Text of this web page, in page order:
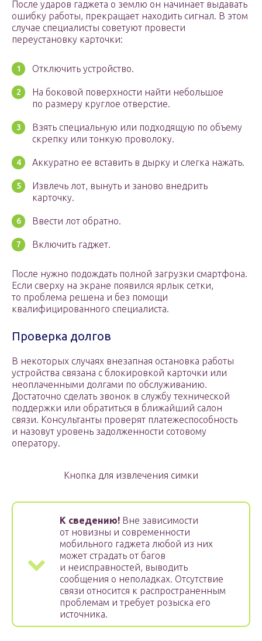
После ударов гаджета о землю он начинает выдавать
ошибку работы, прекращает находить сигнал. В этом
случае специалисты советуют провести
переустановку карточки:
Отключить устройство.
На боковой поверхности найти небольшое
по размеру круглое отверстие.
Взять специальную или подходящую по объему
скрепку или тонкую проволоку.
Аккуратно ее вставить в дырку и слегка нажать.
Извлечь лот, вынуть и заново внедрить
карточку.
Ввести лот обратно.
Включить гаджет.
После нужно подождать полной загрузки смартфона.
Если сверху на экране появился ярлык сетки,
то проблема решена и без помощи
квалифицированного специалиста.
Проверка долгов
В некоторых случаях внезапная остановка работы
устройства связана с блокировкой карточки или
неоплаченными долгами по обслуживанию.
Достаточно сделать звонок в службу технической
поддержки или обратиться в ближайший салон
связи. Консультанты проверят платежеспособность
и назовут уровень задолженности сотовому
оператору.
Кнопка для извлечения симки
К сведению! Вне зависимости
от новизны и современности
мобильного гаджета любой из них
может страдать от багов
и неисправностей, выводить
сообщения о неполадках. Отсутствие
связи относится к распространенным
проблемам и требует розыска его
источника.